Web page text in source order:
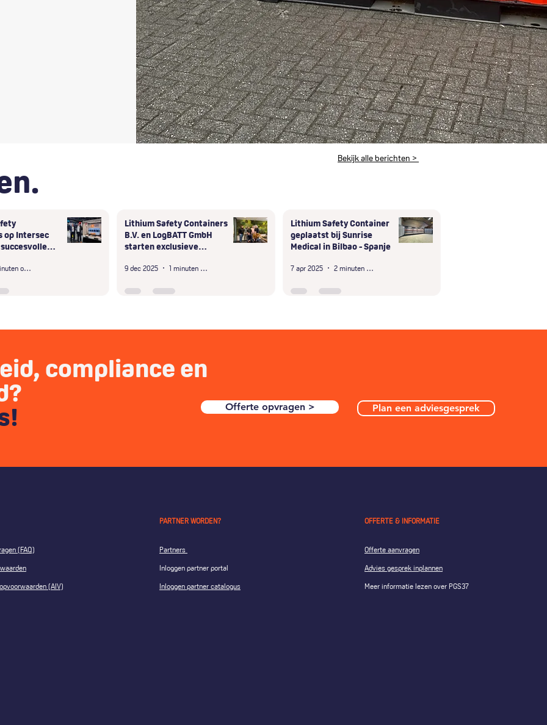
Bekijk alle berichten >
op Intersec
3 minuten om te lezen
Lithium Safety Containers
B.V. en LogBATT GmbH
starten exclusieve
regio
9 dec 2025 1 minuten om te lezen
Lithium Safety Container
geplaatst bij Sunrise
Medical in Bilbao - Spanje
7 apr 2025 2 minuten om te lezen
compliance en
Offerte opvragen > Plan een adviesgesprek
(FAQ)
(AIV)
PARTNER WORDEN?
Partners
Inloggen partner portal
Inloggen partner catalogus
OFFERTE & INFORMATIE
Offerte aanvragen
Advies gesprek inplannen
Meer informatie lezen over PGS37